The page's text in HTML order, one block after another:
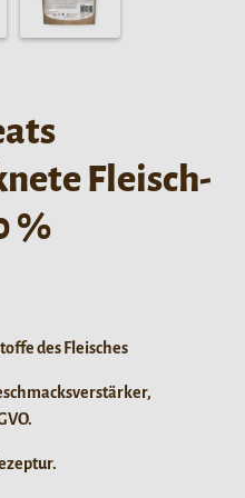
Fleisch-
%
des Fleisches